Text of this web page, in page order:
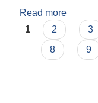
Read more
Pages
1 2 3
8
9